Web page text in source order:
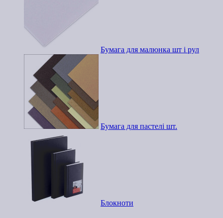
Бумага для малюнка шт і рул
Бумага для пастелі шт.
Блокноти